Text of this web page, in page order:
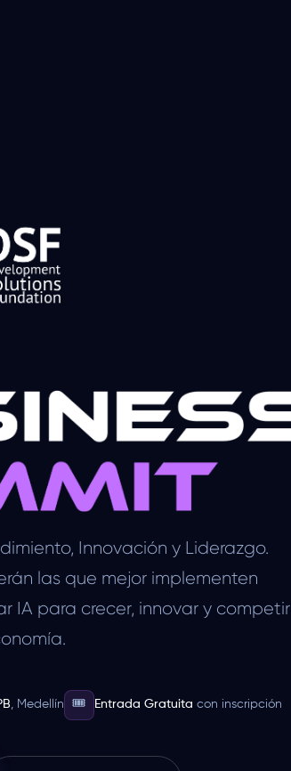
Innovación y Liderazgo.
las que mejor implementen
IA para crecer, innovar y competir
, Medellín 🎟️ Entrada Gratuita con inscripción